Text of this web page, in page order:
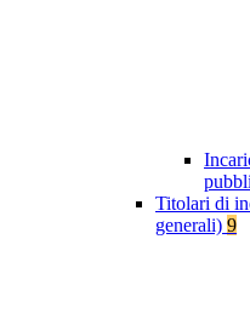
Titolari di
generali) 9